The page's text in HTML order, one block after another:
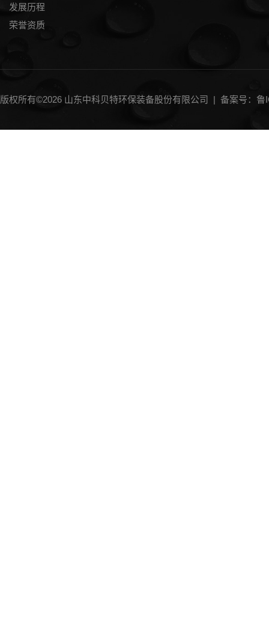
发展历程
荣誉资质
版权所有©2026 山东中科贝特环保装备股份有限公司 | 备案号：鲁